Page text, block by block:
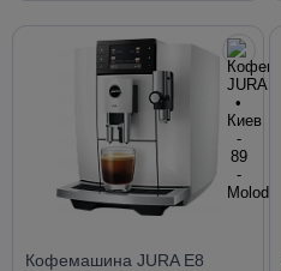
Кофемашина JURA E8